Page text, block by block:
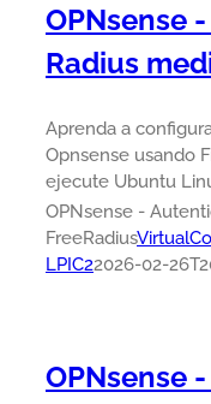
OPNsense
Radius
Aprenda a
Opnsense usando
ejecute Ubuntu
OPNsense -
FreeRadius
LPIC22026-02-
OPNsense